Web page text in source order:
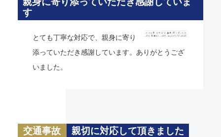
す
とても丁寧な対応で、親身に寄り
添っていただき感謝しています。ありがとうござ
いました。
交通事故 親切に対応して頂きました